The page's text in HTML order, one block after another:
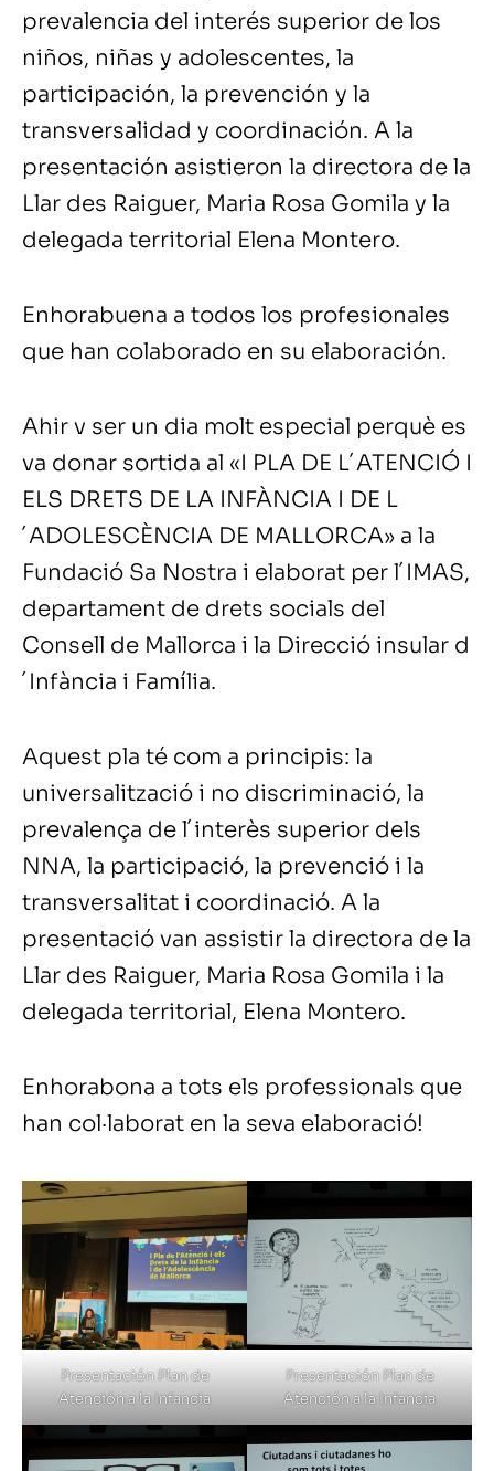
prevalencia del interés superior de los
niños, niñas y adolescentes, la
participación, la prevención y la
transversalidad y coordinación. A la
presentación asistieron la directora de la
Llar des Raiguer, Maria Rosa Gomila y la
delegada territorial Elena Montero.
Enhorabuena a todos los profesionales
que han colaborado en su elaboración.
Ahir v ser un dia molt especial perquè es
va donar sortida al «I PLA DE L´ATENCIÓ I
ELS DRETS DE LA INFÀNCIA I DE L
´ADOLESCÈNCIA DE MALLORCA» a la
Fundació Sa Nostra i elaborat per l´IMAS,
departament de drets socials del
Consell de Mallorca i la Direcció insular d
´Infància i Família.
Aquest pla té com a principis: la
universalització i no discriminació, la
prevalença de l´interès superior dels
NNA, la participació, la prevenció i la
transversalitat i coordinació. A la
presentació van assistir la directora de la
Llar des Raiguer, Maria Rosa Gomila i la
delegada territorial, Elena Montero.
Enhorabona a tots els professionals que
han col·laborat en la seva elaboració!
Presentación Plan de
Atención a la Infancia
Presentación Plan de
Atención a la Infancia